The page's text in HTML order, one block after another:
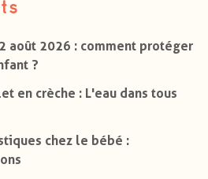
août 2026 : comment protéger
?
en crèche : L'eau dans tous
chez le bébé :